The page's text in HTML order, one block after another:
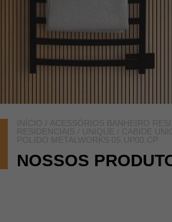
INÍCIO / ACESSÓRIOS BANHEIRO
RESIDENCIAIS / UNIQUE / CABIDE
POLIDO METALWORKS 05.UP00.CP
NOSSOS